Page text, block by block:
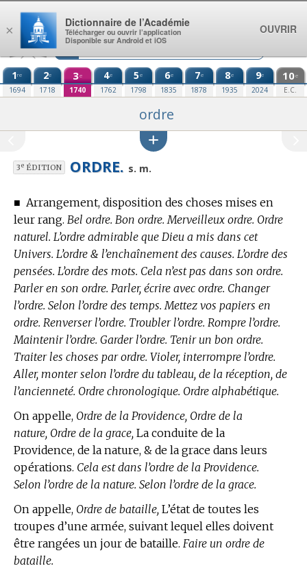
Aller au contenu
1re
1694
2e
1718
3e
1740
4e
1762
5e
1798
6e
1835
7e
1878
8e
1935
9e
2024
10e
E.C.
ordre
3eÉDITION ORDRE. s. m.
■ Arrangement, disposition des choses mises en
leur rang. Bel ordre. Bon ordre. Merveilleux ordre. Ordre
naturel. L’ordre admirable que Dieu a mis dans cet
Univers. L’ordre & l’enchaînement des causes. L’ordre des
pensées. L’ordre des mots. Cela n’est pas dans son ordre.
Parler en son ordre. Parler, écrire avec ordre. Changer
l’ordre. Selon l’ordre des temps. Mettez vos papiers en
ordre. Renverser l’ordre. Troubler l’ordre. Rompre l’ordre.
Maintenir l’ordre. Garder l’ordre. Tenir un bon ordre.
Traiter les choses par ordre. Violer, interrompre l’ordre.
Aller, monter selon l’ordre du tableau, de la réception, de
l’ancienneté. Ordre chronologique. Ordre alphabétique.
On appelle, Ordre de la Providence, Ordre de la
nature, Ordre de la grace, La conduite de la
Providence, de la nature, & de la grace dans leurs
opérations. Cela est dans l’ordre de la Providence.
Selon l’ordre de la nature. Selon l’ordre de la grace.
On appelle, Ordre de bataille, L’état de toutes les
troupes d’une armée, suivant lequel elles doivent
être rangées un jour de bataille. Faire un ordre de
bataille.
×
Dictionnaire de l’Académie
Télécharger ou ouvrir l’application
Disponible sur Android et iOS
OUVRIR